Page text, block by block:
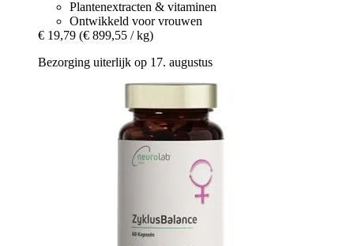
Plantenextracten & vitaminen
Ontwikkeld voor vrouwen
€ 19,79 (€ 899,55 / kg)
Bezorging uiterlijk op 17. augustus